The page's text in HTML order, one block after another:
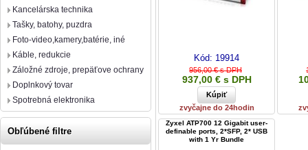
Kancelárska technika
Tašky, batohy, puzdra
Foto-video,kamery,batérie, iné
Káble, redukcie
Záložné zdroje, prepäťove ochrany
Doplnkový tovar
Spotrebná elektronika
Obľúbené filtre
Kód: 19914
956,00 € s DPH
937,00 € s DPH
zvyčajne do 24hodin
Zyxel ATP700 12 Gigabit user-
definable ports, 2*SFP, 2* USB
with 1 Yr Bundle